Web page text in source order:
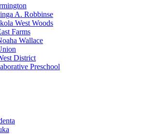
A. Robbinse
West Woods
Farms
Wallace
District
Preschool